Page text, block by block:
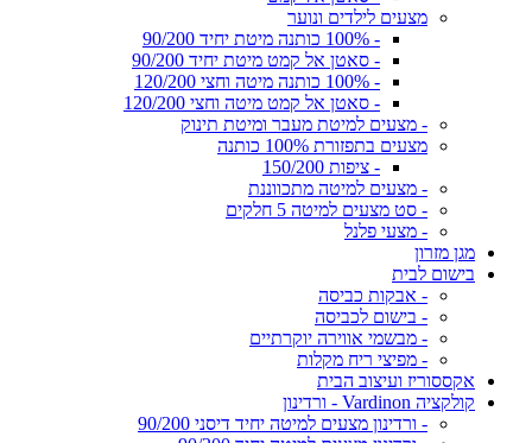
מצעים לילדים ונוער
- 100% כותנה מיטת יחיד 90/200
- סאטן אל קמט מיטת יחיד 90/200
- 100% כותנה מיטה וחצי 120/200
- סאטן אל קמט מיטה וחצי 120/200
- מצעים למיטת מעבר ומיטת תינוק
מצעים בתפזורת 100% כותנה
- ציפות 150/200
- מצעים למיטה מתכווננת
- סט מצעים למיטה 5 חלקים
- מצעי פלנל
מגן מזרון
בישום לבית
- אבקות כביסה
- בישום לכביסה
- מבשמי אווירה יוקרתיים
- מפיצי ריח מקלות
אקססוריז ועיצוב הבית
קולקציה Vardinon - ורדינון
- ורדינון מצעים למיטה יחיד דיסני 90/200